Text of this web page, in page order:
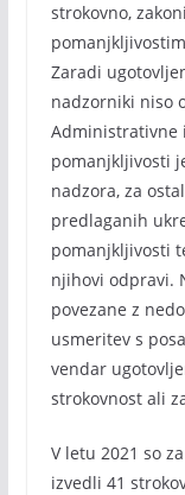
strokovno,
Zaradi
nadzorniki niso
Administrativne
pomanjkljivosti
nadzora, za
predlaganih
pomanjkljivosti
njihovi odpravi.
povezane z
usmeritev s
vendar
strokovnost ali
V letu 2021 so
izvedli 41